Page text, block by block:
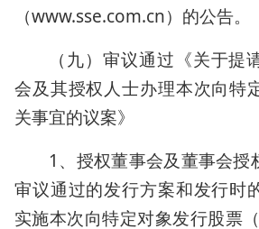
（www.sse.com.cn）的公告。
（九）审议通过《关于提
会及其授权人士办理本次向特
关事宜的议案》
1、授权董事会及董事会授
审议通过的发行方案和发行时
实施本次向特定对象发行股票